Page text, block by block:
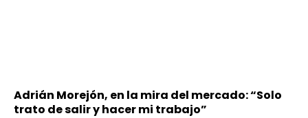
Adrián Morejón, en la mira del mercado: “Solo
trato de salir y hacer mi trabajo”